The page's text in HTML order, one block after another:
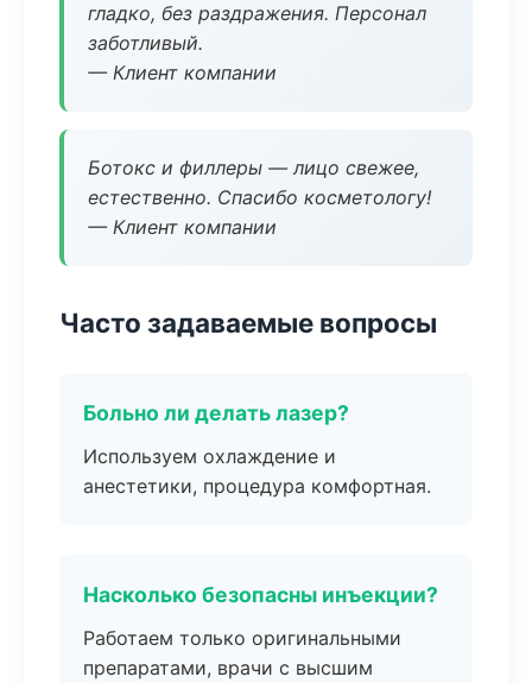
гладко, без раздражения. Персонал
заботливый.
— Клиент компании
Ботокс и филлеры — лицо свежее,
естественно. Спасибо косметологу!
— Клиент компании
Часто задаваемые вопросы
Больно ли делать лазер?
Используем охлаждение и
анестетики, процедура комфортная.
Насколько безопасны инъекции?
Работаем только оригинальными
препаратами, врачи с высшим